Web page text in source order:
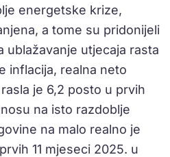
energetske krize,
a tome su pridonijeli
ublažavanje utjecaja rasta
inflacija, realna neto
je 6,2 posto u prvih
na isto razdoblje
na malo realno je
11 mjeseci 2025. u